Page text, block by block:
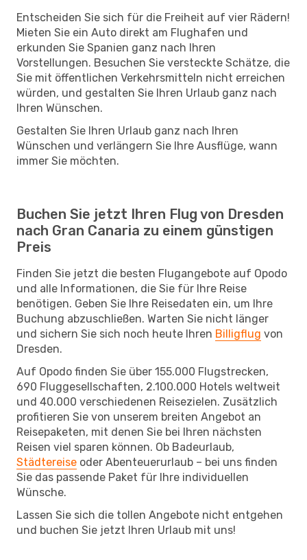
Entscheiden Sie sich für die Freiheit auf vier Rädern!
Mieten Sie ein Auto direkt am Flughafen und
erkunden Sie Spanien ganz nach Ihren
Vorstellungen. Besuchen Sie versteckte Schätze, die
Sie mit öffentlichen Verkehrsmitteln nicht erreichen
würden, und gestalten Sie Ihren Urlaub ganz nach
Ihren Wünschen.
Gestalten Sie Ihren Urlaub ganz nach Ihren
Wünschen und verlängern Sie Ihre Ausflüge, wann
immer Sie möchten.
Buchen Sie jetzt Ihren Flug von Dresden
nach Gran Canaria zu einem günstigen
Preis
Finden Sie jetzt die besten Flugangebote auf Opodo
und alle Informationen, die Sie für Ihre Reise
benötigen. Geben Sie Ihre Reisedaten ein, um Ihre
Buchung abzuschließen. Warten Sie nicht länger
und sichern Sie sich noch heute Ihren Billigflug von
Dresden.
Auf Opodo finden Sie über 155.000 Flugstrecken,
690 Fluggesellschaften, 2.100.000 Hotels weltweit
und 40.000 verschiedenen Reisezielen. Zusätzlich
profitieren Sie von unserem breiten Angebot an
Reisepaketen, mit denen Sie bei Ihren nächsten
Reisen viel sparen können. Ob Badeurlaub,
Städtereise oder Abenteuerurlaub – bei uns finden
Sie das passende Paket für Ihre individuellen
Wünsche.
Lassen Sie sich die tollen Angebote nicht entgehen
und buchen Sie jetzt Ihren Urlaub mit uns!